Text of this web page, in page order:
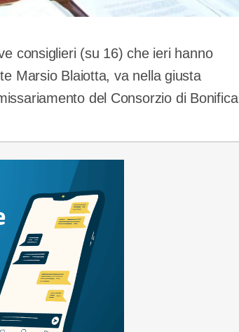
consiglieri (su 16) che ieri hanno
Marsio Blaiotta, va nella giusta
del Consorzio di Bonifica